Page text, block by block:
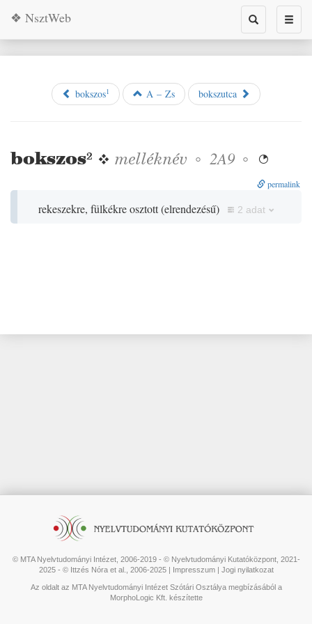
Toggle
search
❖ NsztWeb
bokszos1 A – Zs bokszutca
bokszos² ❖ melléknév ◦ 2A9 ◦ 
permalink
rekeszekre, fülkékre osztott(elrendezésű) 2 adat
© MTA Nyelvtudományi Intézet, 2006-2019 - © Nyelvtudományi Kutatóközpont, 2021-
2025 - © Ittzés Nóra et al., 2006-2025 | Impresszum| Jogi nyilatkozat
Az oldalt az MTA Nyelvtudományi Intézet Szótári Osztálya megbízásából a
MorphoLogic Kft. készítette